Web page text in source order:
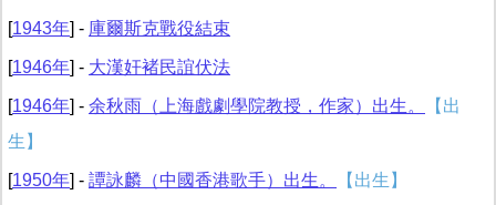
[1943年] - 庫爾斯克戰役結束
[1946年] - 大漢奸褚民誼伏法
[1946年] - 余秋雨（上海戲劇學院教授，作家）出生。
【出
生】
[1950年] - 譚詠麟（中國香港歌手）出生。 【出生】